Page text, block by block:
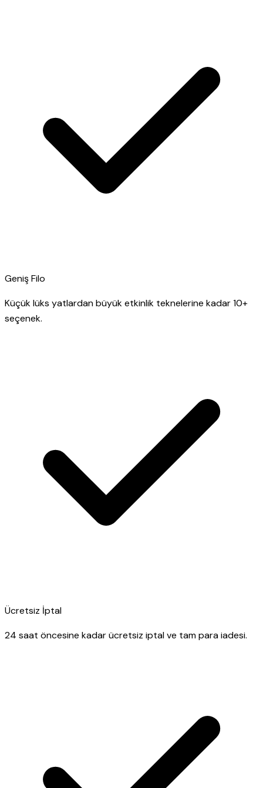
Geniş Filo
Küçük lüks yatlardan büyük etkinlik teknelerine kadar 10+
seçenek.
Ücretsiz İptal
24 saat öncesine kadar ücretsiz iptal ve tam para iadesi.